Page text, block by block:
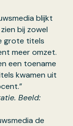
blijkt
bij zowel
grote titels
meer omzet.
een toename
kwamen uit
Beeld:
de